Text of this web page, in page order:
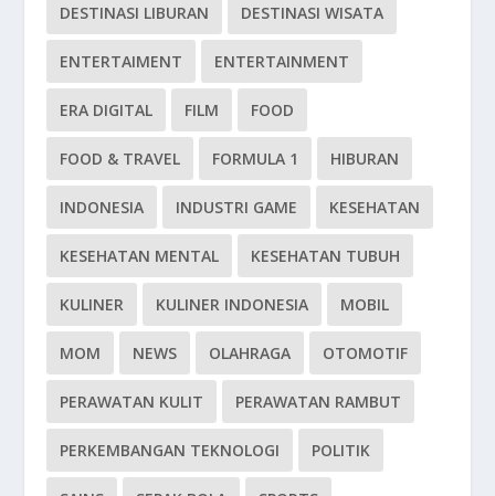
DESTINASI LIBURAN DESTINASI WISATA
ENTERTAIMENT ENTERTAINMENT
ERA DIGITAL FILM FOOD
FOOD & TRAVEL FORMULA 1 HIBURAN
INDONESIA INDUSTRI GAME KESEHATAN
KESEHATAN MENTAL KESEHATAN TUBUH
KULINER KULINER INDONESIA MOBIL
MOM NEWS OLAHRAGA OTOMOTIF
PERAWATAN KULIT PERAWATAN RAMBUT
PERKEMBANGAN TEKNOLOGI POLITIK